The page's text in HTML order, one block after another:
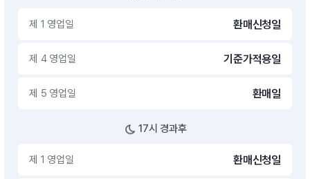
제 1 영업일 환매신청일
제 4 영업일 기준가적용일
제 5 영업일 환매일
17시 경과후
제 1 영업일 환매신청일